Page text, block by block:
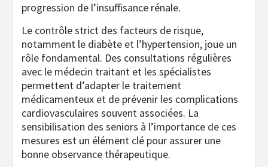
progression de l’insuffisance rénale.
Le contrôle strict des facteurs de risque,
notamment le diabète et l’hypertension, joue un
rôle fondamental. Des consultations régulières
avec le médecin traitant et les spécialistes
permettent d’adapter le traitement
médicamenteux et de prévenir les complications
cardiovasculaires souvent associées. La
sensibilisation des seniors à l’importance de ces
mesures est un élément clé pour assurer une
bonne observance thérapeutique.